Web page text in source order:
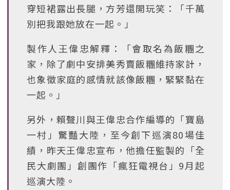
穿短裙露出長腿，方芳還開玩笑：「千萬
別把我跟她放在一起。」
製作人王偉忠解釋：「會取名為飯糰之
家，除了劇中安排美秀賣飯糰維持家計，
也象徵家庭的感情就該像飯糰，緊緊黏在
一起。」
另外，賴聲川與王偉忠合作編導的「寶島
一村」驚豔大陸，至今創下巡演80場佳
績，昨天王偉忠宣布，他擔任監製的「全
民大劇團」創團作「瘋狂電視台」9月起
巡演大陸。